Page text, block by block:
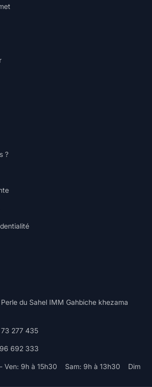
?
du Sahel IMM Gahbiche khezama
73 277 435
692 333
- Ven: 9h à 15h30 Sam: 9h à 13h30 Dim